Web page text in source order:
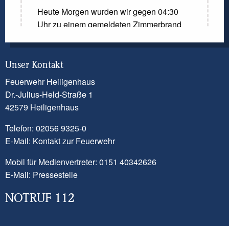
Heute Morgen wurden wir gegen 04:30
Uhr zu einem gemeldeten Zimmerbrand
Kreisleitstelle sollte ein Zimmer in
Vollbrand stehen. Beim Eintreffen der
nicht bestätigt werden. Dennoch kam es
zu einem Brandereignis in einem Zimmer.
Ein Trupp unter Atemschutz ging mit
einem Löschrohr vor und konnte das
des Hauses wurde vorsorglich vom
Rettungsdienst untersucht. Die
Brandwohnung ist aktuell nicht
bewohnbar.
Unser Kontakt
Feuerwehr Heiligenhaus
Dr.-Julius-Held-Straße 1
42579 Heiligenhaus
Telefon: 02056 9325-0
E-Mail: Kontakt zur Feuerwehr
Mobil für Medienvertreter: 0151 40342626
E-Mail: Pressestelle
NOTRUF 112